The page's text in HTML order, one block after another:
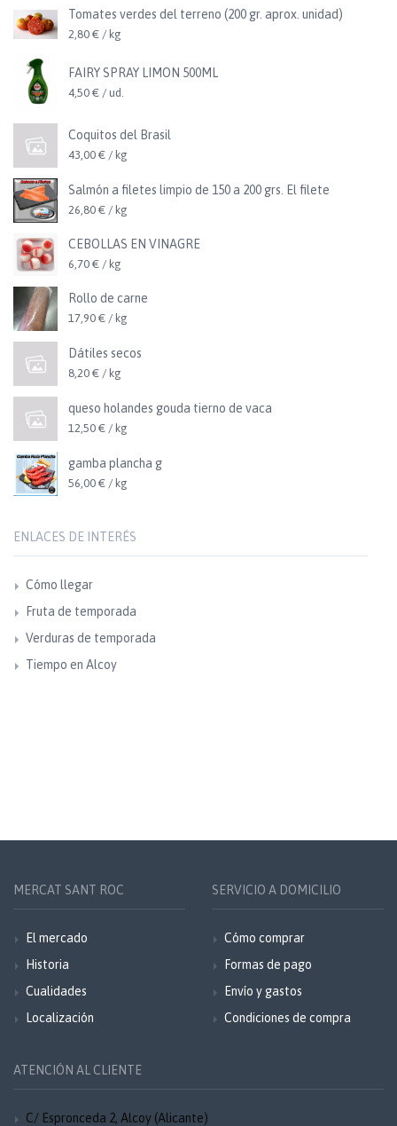
Tomates verdes del terreno (200 gr. aprox. unidad)
2,80 € / kg
FAIRY SPRAY LIMON 500ML
4,50 € / ud.
Coquitos del Brasil
43,00 € / kg
Salmón a filetes limpio de 150 a 200 grs. El filete
26,80 € / kg
CEBOLLAS EN VINAGRE
6,70 € / kg
Rollo de carne
17,90 € / kg
Dátiles secos
8,20 € / kg
queso holandes gouda tierno de vaca
12,50 € / kg
gamba plancha g
56,00 € / kg
ENLACES DE INTERÉS
Cómo llegar
Fruta de temporada
Verduras de temporada
Tiempo en Alcoy
MERCAT SANT ROC
El mercado
Historia
Cualidades
Localización
SERVICIO A DOMICILIO
Cómo comprar
Formas de pago
Envío y gastos
Condiciones de compra
ATENCIÓN AL CLIENTE
C/ Espronceda 2, Alcoy (Alicante)